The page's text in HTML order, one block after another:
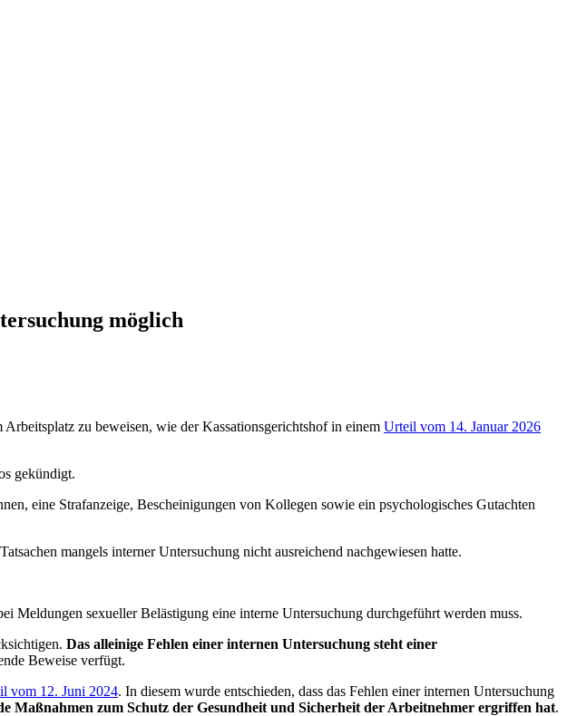
möglich
zu beweisen, wie der Kassationsgerichtshof in einem Urteil vom 14. Januar 2026
gekündigt.
eine Strafanzeige, Bescheinigungen von Kollegen sowie ein psychologisches Gutachten
mangels interner Untersuchung nicht ausreichend nachgewiesen hatte.
Meldungen sexueller Belästigung eine interne Untersuchung durchgeführt werden muss.
Das alleinige Fehlen einer internen Untersuchung steht einer
Beweise verfügt.
vom 12. Juni 2024. In diesem wurde entschieden, dass das Fehlen einer internen Untersuchung
Maßnahmen zum Schutz der Gesundheit und Sicherheit der Arbeitnehmer ergriffen hat.